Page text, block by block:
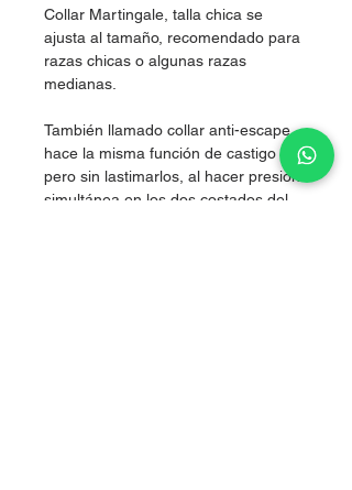
Collar Martingale, talla chica se
ajusta al tamaño, recomendado para
razas chicas o algunas razas
medianas.
También llamado collar anti-escape,
hace la misma función de castigo
pero sin lastimarlos, al hacer presión
simultánea en los dos costados del